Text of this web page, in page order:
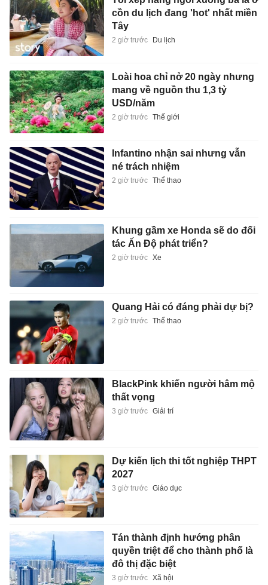
cồn du lịch đang 'hot' nhất miền
Tây
2 giờ trước Du lịch
Loài hoa chỉ nở 20 ngày nhưng
mang về nguồn thu 1,3 tỷ
USD/năm
2 giờ trước Thế giới
Infantino nhận sai nhưng vẫn
né trách nhiệm
2 giờ trước Thể thao
Khung gầm xe Honda sẽ do đối
tác Ấn Độ phát triển?
2 giờ trước Xe
Quang Hải có đáng phải dự bị?
2 giờ trước Thể thao
BlackPink khiến người hâm mộ
thất vọng
3 giờ trước Giải trí
Dự kiến lịch thi tốt nghiệp THPT
2027
3 giờ trước Giáo dục
Tán thành định hướng phân
quyền triệt để cho thành phố là
đô thị đặc biệt
3 giờ trước Xã hội